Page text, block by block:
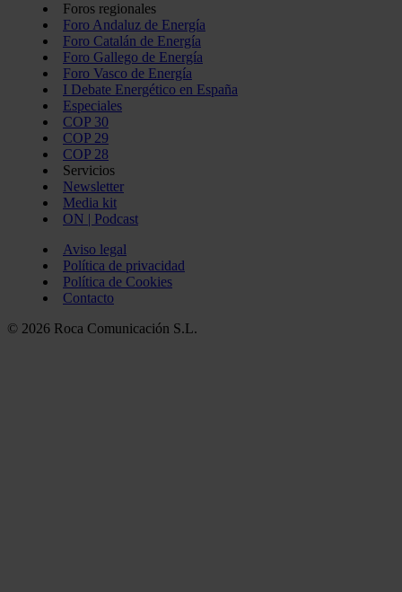
Foros regionales
Foro Andaluz de Energía
Foro Catalán de Energía
Foro Gallego de Energía
Foro Vasco de Energía
I Debate Energético en España
Especiales
COP 30
COP 29
COP 28
Servicios
Newsletter
Media kit
ON | Podcast
Aviso legal
Política de privacidad
Política de Cookies
Contacto
© 2026 Roca Comunicación S.L.